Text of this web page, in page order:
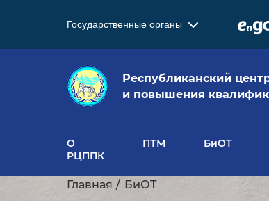
Государственные органы
Республиканский
и повышения
О
РЦППК
ПТМ БиОТ
Главная БиОТ